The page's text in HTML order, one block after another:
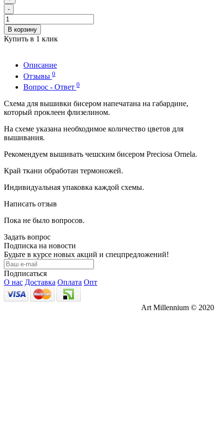
-
В корзину
Купить в 1 клик
Описание
Отзывы 0
Вопрос - Ответ 0
Схема для вышивки бисером напечатана на габардине,
который проклеен флизелином.
На схеме указана необходимое количество цветов для
вышивания.
Рекомендуем вышивать чешским бисером Preciosa Ornela.
Край ткани обработан термоножей.
Индивидуальная упаковка каждой схемы.
Написать отзыв
Пока не было вопросов.
Задать вопрос
Подписка на новости
Будьте в курсе новых акций и спецпредложений!
Подписаться
О нас Доставка Оплата Опт
Art Millennium © 2020